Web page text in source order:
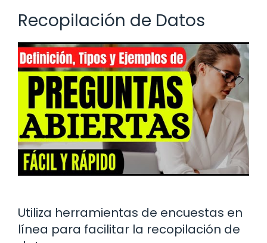
Recopilación de Datos
Utiliza herramientas de encuestas en
línea para facilitar la recopilación de